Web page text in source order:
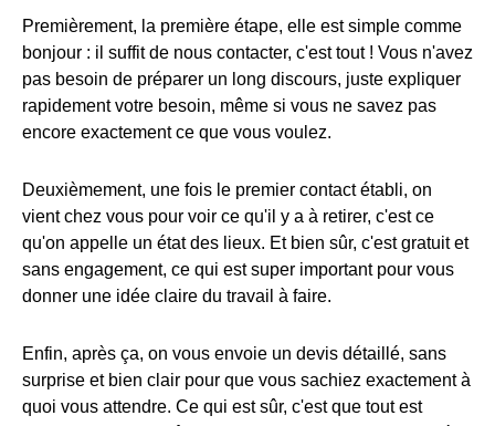
Premièrement, la première étape, elle est simple comme
bonjour : il suffit de nous contacter, c'est tout ! Vous n'avez
pas besoin de préparer un long discours, juste expliquer
rapidement votre besoin, même si vous ne savez pas
encore exactement ce que vous voulez.
Deuxièmement, une fois le premier contact établi, on
vient chez vous pour voir ce qu'il y a à retirer, c'est ce
qu'on appelle un état des lieux. Et bien sûr, c'est gratuit et
sans engagement, ce qui est super important pour vous
donner une idée claire du travail à faire.
Enfin, après ça, on vous envoie un devis détaillé, sans
surprise et bien clair pour que vous sachiez exactement à
quoi vous attendre. Ce qui est sûr, c'est que tout est